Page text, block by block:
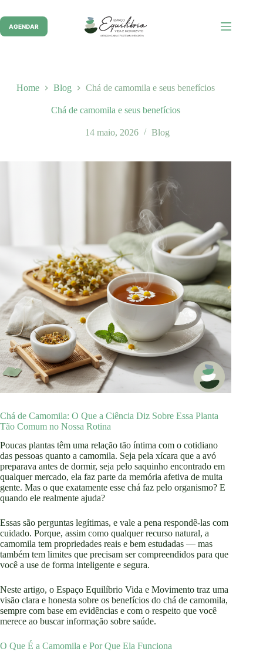
para
conteúdo
AGENDAR
Home Blog Chá de camomila e seus benefícios
Chá de camomila e seus benefícios
14 maio, 2026 Blog
Chá de Camomila: O Que a Ciência Diz Sobre Essa Planta
Tão Comum no Nossa Rotina
Poucas plantas têm uma relação tão íntima com o cotidiano
das pessoas quanto a camomila. Seja pela xícara que a avó
preparava antes de dormir, seja pelo saquinho encontrado em
qualquer mercado, ela faz parte da memória afetiva de muita
gente. Mas o que exatamente esse chá faz pelo organismo? E
quando ele realmente ajuda?
Essas são perguntas legítimas, e vale a pena respondê-las com
cuidado. Porque, assim como qualquer recurso natural, a
camomila tem propriedades reais e bem estudadas — mas
também tem limites que precisam ser compreendidos para que
você a use de forma inteligente e segura.
Neste artigo, o Espaço Equilíbrio Vida e Movimento traz uma
visão clara e honesta sobre os benefícios do chá de camomila,
sempre com base em evidências e com o respeito que você
merece ao buscar informação sobre saúde.
O Que É a Camomila e Por Que Ela Funciona